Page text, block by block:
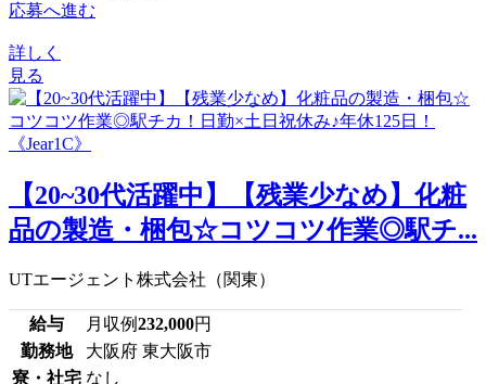
応募へ進む
詳しく
見る
【20~30代活躍中】【残業少なめ】化粧
品の製造・梱包☆コツコツ作業◎駅チ...
UTエージェント株式会社（関東）
給与 月収例232,000円
勤務地
大阪府 東大阪市
寮・社宅 なし